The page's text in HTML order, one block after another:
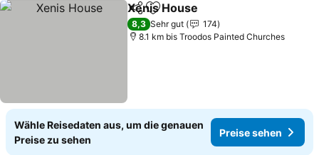
TeilenZu Favoriten hinzufügen
Xenis House
8,3 Sehr gut
174
8.1 km bis Troodos Painted Churches
Wähle Reisedaten aus, um die genauen
Preise zu sehen
Preise sehen